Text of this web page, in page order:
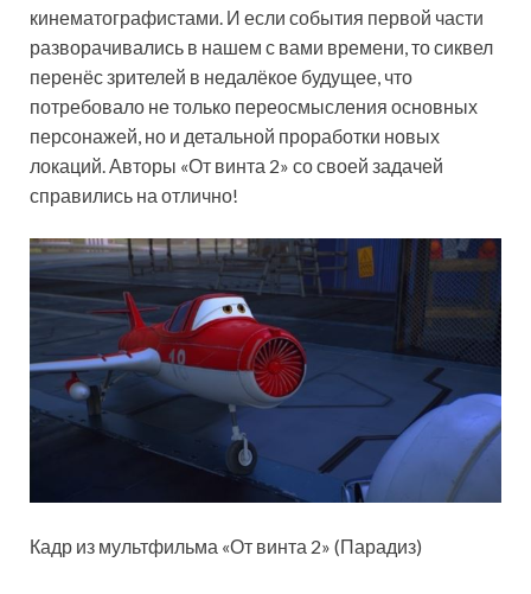
кинематографистами. И если события первой части
разворачивались в нашем с вами времени, то сиквел
перенёс зрителей в недалёкое будущее, что
потребовало не только переосмысления основных
персонажей, но и детальной проработки новых
локаций. Авторы «От винта 2» со своей задачей
справились на отлично!
Кадр из мультфильма «От винта 2» (Парадиз)